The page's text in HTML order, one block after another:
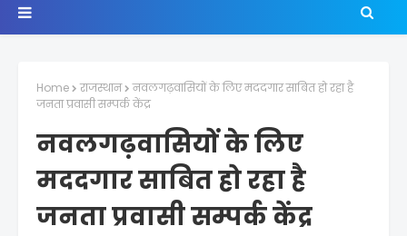
Home राजस्थान
नवलगढ़वासियों के लिए मददगार साबित हो रहा है
जनता प्रवासी सम्पर्क केंद्र
नवलगढ़वासियों के लिए
मददगार साबित हो रहा है
जनता प्रवासी सम्पर्क केंद्र